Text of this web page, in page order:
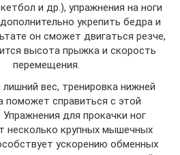
и др.), упражнения на ноги
укрепить бедра и
он сможет двигаться резче,
высота прыжка и скорость
перемещения.
лишний вес, тренировка нижней
поможет справиться с этой
для прокачки ног
несколько крупных мышечных
ускорению обменных